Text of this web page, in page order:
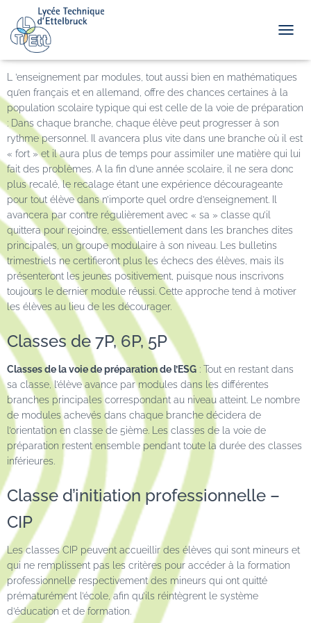
L ’enseignement par modules, tout aussi bien en mathématiques
qu’en français et en allemand, offre des chances certaines à la
population scolaire typique qui est celle de la voie de préparation
: Dans chaque branche, chaque élève peut progresser à son
rythme personnel. Il avancera plus vite dans une branche où il est
« fort » et il aura plus de temps pour assimiler une matière qui lui
fait des problèmes. A la fin d’une année scolaire, il ne sera donc
plus recalé, le recalage étant une expérience décourageante
pour tout élève dans n’importe quel ordre d’enseignement. Il
avancera par contre régulièrement avec « sa » classe qu’il
quittera pour rejoindre, essentiellement dans les branches dites
principales, un groupe modulaire à son niveau. Les bulletins
trimestriels ne certifieront plus les échecs des élèves, mais ils
présenteront les jeunes positivement, puisque nous inscrivons
toujours le dernier module réussi. Cette approche tend à motiver
les élèves au lieu de les décourager.
Classes de 7P, 6P, 5P
Classes de la voie de préparation de l’ESG : Tout en restant dans
sa classe, l’élève avance par modules dans les différentes
branches principales correspondant au niveau atteint. Le nombre
de modules achevés dans chaque branche décidera de
l’orientation en classe de 5ième. Les classes de la voie de
préparation restent ensemble pendant toute la durée des classes
inférieures.
Classe d’initiation professionnelle –
CIP
Les classes CIP peuvent accueillir des élèves qui sont mineurs et
qui ne remplissent pas les critères pour accéder à la formation
professionnelle respectivement des mineurs qui ont quitté
prématurément l’école, afin qu’ils réintègrent le système
d’éducation et de formation.